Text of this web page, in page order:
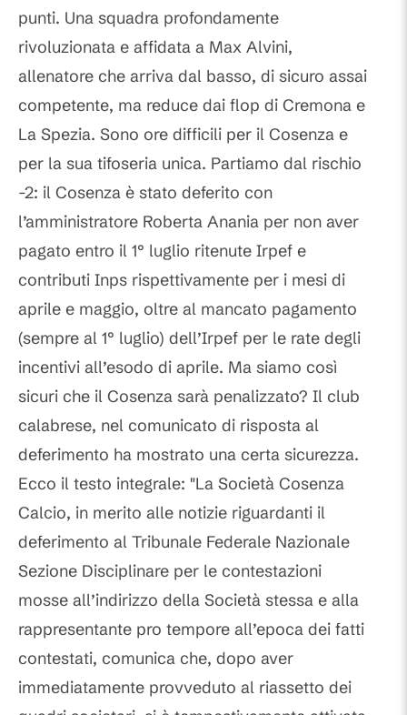
punti. Una squadra profondamente
rivoluzionata e affidata a Max Alvini,
allenatore che arriva dal basso, di sicuro assai
competente, ma reduce dai flop di Cremona e
La Spezia. Sono ore difficili per il Cosenza e
per la sua tifoseria unica. Partiamo dal rischio
-2: il Cosenza è stato deferito con
l’amministratore Roberta Anania per non aver
pagato entro il 1° luglio ritenute Irpef e
contributi Inps rispettivamente per i mesi di
aprile e maggio, oltre al mancato pagamento
(sempre al 1° luglio) dell’Irpef per le rate degli
incentivi all’esodo di aprile. Ma siamo così
sicuri che il Cosenza sarà penalizzato? Il club
calabrese, nel comunicato di risposta al
deferimento ha mostrato una certa sicurezza.
Ecco il testo integrale: "La Società Cosenza
Calcio, in merito alle notizie riguardanti il
deferimento al Tribunale Federale Nazionale
Sezione Disciplinare per le contestazioni
mosse all’indirizzo della Società stessa e alla
rappresentante pro tempore all’epoca dei fatti
contestati, comunica che, dopo aver
immediatamente provveduto al riassetto dei